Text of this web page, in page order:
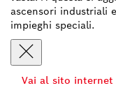
ascensori industriali
impieghi speciali.
Vai al sito